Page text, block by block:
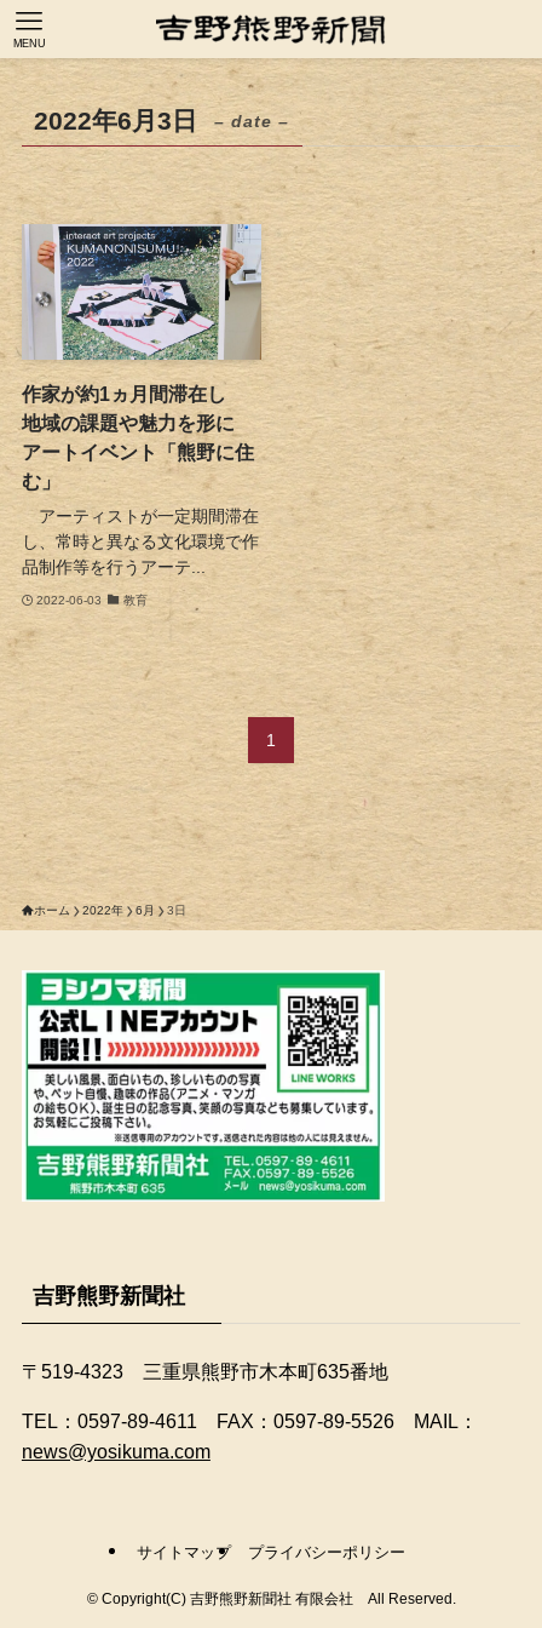
MENU
2022年6月3日 – date –
作家が約1ヵ月間滞在し
地域の課題や魅力を形に
アートイベント「熊野に住
む」
アーティストが一定期間滞在
し、常時と異なる文化環境で作
品制作等を行うアーテ...
2022-06-03 教育
1
ホーム 2022年 6月 3日
吉野熊野新聞社
〒519-4323 三重県熊野市木本町635番地
​TEL：0597-89-4611 FAX：0597-89-5526 MAIL：
news@yosikuma.com
サイトマップ プライバシーポリシー
©Copyright(C) 吉野熊野新聞社 有限会社 All Reserved.